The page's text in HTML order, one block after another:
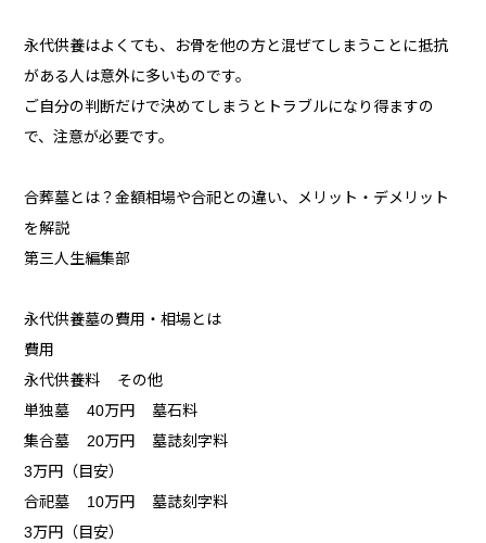
永代供養はよくても、お骨を他の方と混ぜてしまうことに抵抗
がある人は意外に多いものです。
ご自分の判断だけで決めてしまうとトラブルになり得ますの
で、注意が必要です。
合葬墓とは？金額相場や合祀との違い、メリット・デメリット
を解説
第三人生編集部
永代供養墓の費用・相場とは
費用
永代供養料 その他
単独墓 40万円 墓石料
集合墓 20万円 墓誌刻字料
3万円（目安）
合祀墓 10万円 墓誌刻字料
3万円（目安）